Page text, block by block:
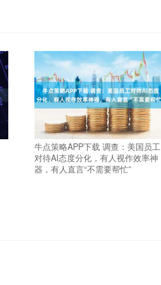
牛点策略APP下载 调查：美国员工
对待AI态度分化，有人视作效率神
器，有人直言“不需要帮忙”